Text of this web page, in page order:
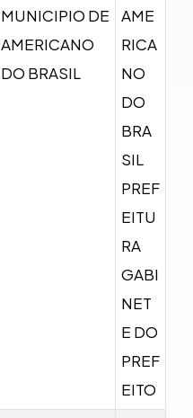
MUNICIPIO DE
AMERICANO
DO BRASIL
AME
RICA
NO
DO
BRA
SIL
PREF
EITU
RA
GABI
NET
E DO
PREF
EITO